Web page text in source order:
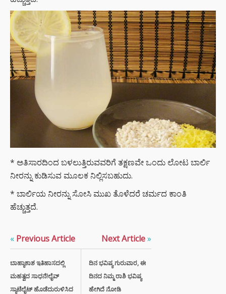
* ಅತಿಸಾರದಿಂದ ಬಳಲುತ್ತಿರುವವರಿಗೆ ತಕ್ಷಣವೇ ಒಂದು ಲೋಟ ಬಾರ್ಲಿ
ನೀರನ್ನು ಕುಡಿಸುವ ಮೂಲಕ ನಿಲ್ಲಿಸಬಹುದು.
* ಬಾರ್ಲಿಯ ನೀರನ್ನು ಸೋಸಿ ಮುಖ ತೊಳೆದರೆ ಚರ್ಮದ ಕಾಂತಿ
ಹೆಚ್ಚುತ್ತದೆ.
« Previous Article
ಬಾಹ್ಯಾಕಾಶ ಇತಿಹಾಸದಲ್ಲಿ
ಮಹತ್ವದ ಸಾಧನೆ!ಲೈವ್
ಸ್ಯಾಟೆಲೈಟ್ ಹೊಡೆದುರುಳಿಸಿದ
Next Article»
ದಿನ ಭವಿಷ್ಯ ಗುರುವಾರ, ಈ
ದಿನದ ನಿಮ್ಮ ರಾಶಿ ಭವಿಷ್ಯ
ಹೇಗಿದೆ ನೋಡಿ